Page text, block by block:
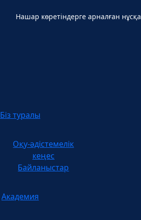
Нашар көретіндерге арналған нұсқа
Біз туралы
Оқу-әдістемелік
кеңес
Байланыстар
Академия